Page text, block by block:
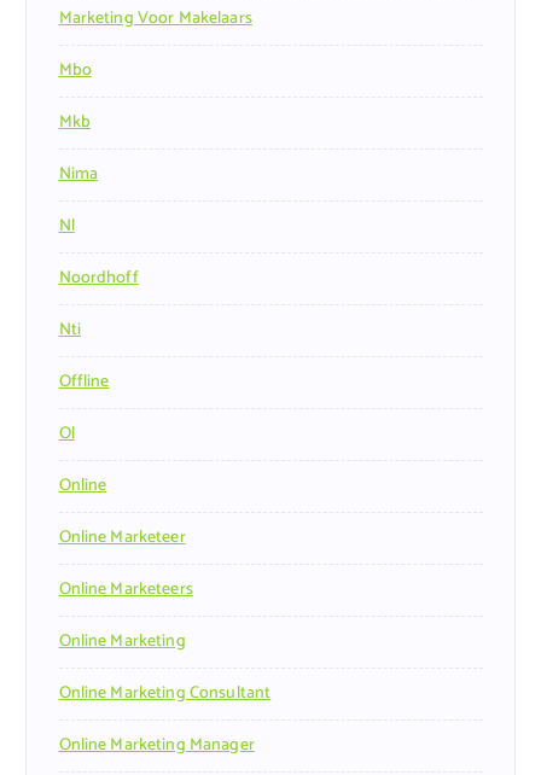
Marketing Voor Makelaars
Mbo
Mkb
Nima
Nl
Noordhoff
Nti
Offline
Ol
Online
Online Marketeer
Online Marketeers
Online Marketing
Online Marketing Consultant
Online Marketing Manager